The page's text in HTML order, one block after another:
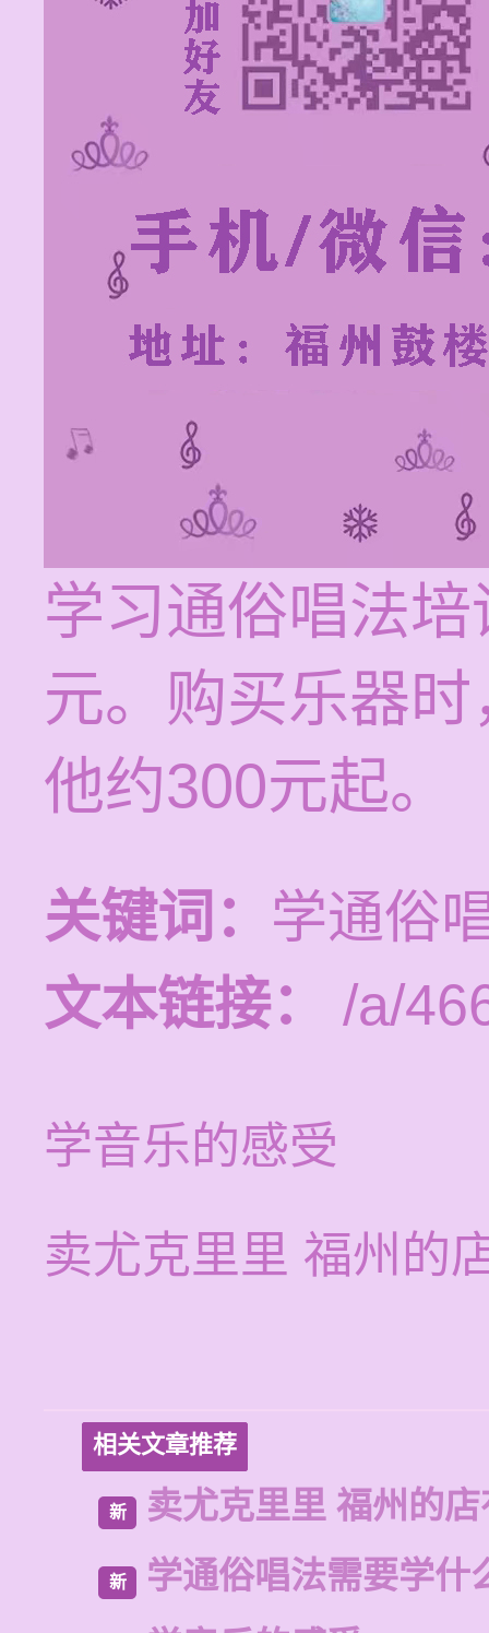
学习通俗唱法
元。购买乐器
他约300元起。
关键词： 学通俗
文本链接：
/a/
学音乐的感受
卖尤克里里 福州的
相关文章推荐
新 卖尤克里里 福州的
新
学通俗唱法需要学什